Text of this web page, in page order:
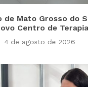
de Mato Grosso do
Centro de
4 de agosto de 2026